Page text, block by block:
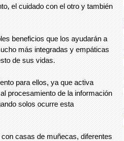
el cuidado con el otro y también
beneficios que los ayudarán a
más integradas y empáticas
de sus vidas.
para ellos, ya que activa
procesamiento de la información
solos ocurre esta
casas de muñecas, diferentes